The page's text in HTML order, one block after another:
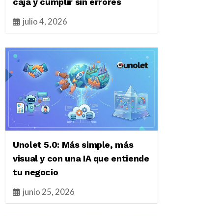
julio 4, 2026
Unolet 5.0: Más simple, más
visual y con una IA que entiende
tu negocio
junio 25, 2026